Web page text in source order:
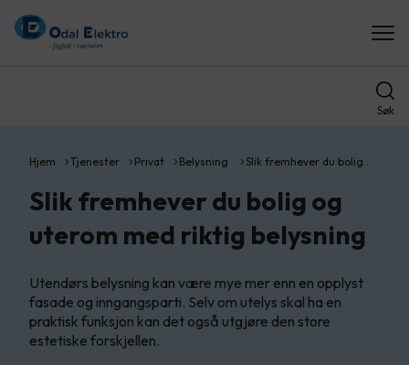
Søk
Hjem Tjenester Privat Belysning Slik fremhever du bolig…
Slik fremhever du bolig og
uterom med riktig belysning
Utendørs belysning kan være mye mer enn en opplyst
fasade og inngangsparti. Selv om utelys skal ha en
praktisk funksjon kan det også utgjøre den store
estetiske forskjellen.